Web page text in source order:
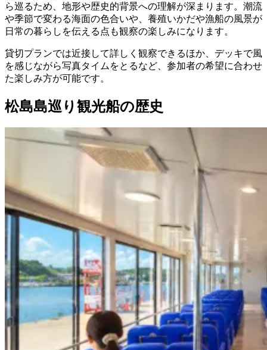
ら巡るため、地形や歴史的背景への理解が深まります。潮流
や季節で変わる海面の色合いや、養殖いかだや漁船の風景が
日常の暮らしを伝える点も観察の楽しみになります。
貸切プランでは近接して詳しく観察できるほか、デッキで風
を感じながら写真タイムをとるなど、参加者の希望に合わせ
た楽しみ方が可能です。
松島島巡り観光船の歴史